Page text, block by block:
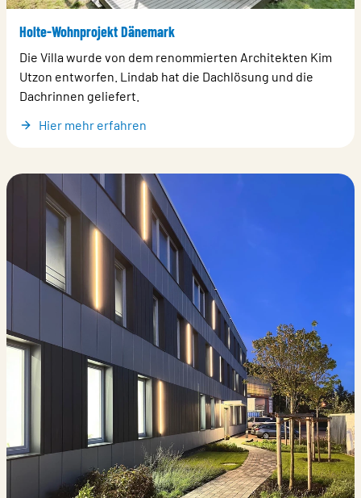
Holte-Wohnprojekt Dänemark
Die Villa wurde von dem renommierten Architekten Kim
Utzon entworfen. Lindab hat die Dachlösung und die
Dachrinnen geliefert.
Hier mehr erfahren